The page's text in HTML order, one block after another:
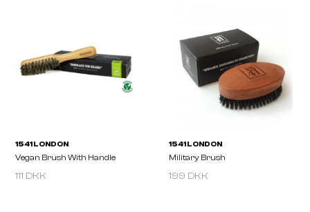
Premium Double Hair & Beard
Brush
1541 LONDON
Travel Sized Beard
111 DKK 199 DKK